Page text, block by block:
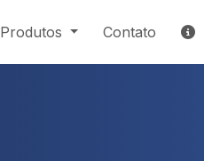
Produtos Contato